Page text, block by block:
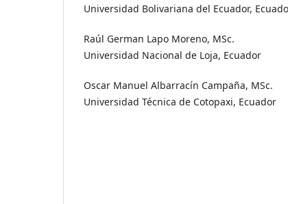
Universidad Bolivariana del Ecuador,
Raúl German Lapo Moreno, MSc.
Universidad Nacional de Loja, Ecuador
Oscar Manuel Albarracín Campaña, MSc.
Universidad Técnica de Cotopaxi, Ecuador